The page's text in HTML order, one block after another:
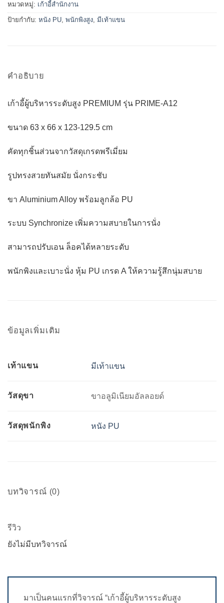
หมวดหมู่: เก้าอี้สำนักงาน
ป้ายกำกับ: หนัง PU, พนักพิงสูง, มีเท้าแขน
คำอธิบาย
เก้าอี้ผู้บริหารระดับสูง PREMIUM รุ่น PRIME-A12
ขนาด 63 x 66 x 123-129.5 cm
คัดทุกชิ้นส่วนจากวัสดุเกรดพรีเมี่ยม
รูปทรงสวยทันสมัย นั่งกระชับ
ขา Aluminium Alloy พร้อมลูกล้อ PU
ระบบ Synchronize เพิ่มความสบายในการนั่ง
สามารถปรับเอน ล็อคได้หลายระดับ
พนักพิงและเบาะนั่ง หุ้ม PU เกรด A ให้ความรู้สึกนุ่มสบาย
ข้อมูลเพิ่มเติม
เท้าแขน มีเท้าแขน
วัสดุขา ขาอลูมิเนียมอัลลอยด์
วัสดุพนักพิง หนัง PU
บทวิจารณ์ (0)
รีวิว
ยังไม่มีบทวิจารณ์
มาเป็นคนแรกที่วิจารณ์ “เก้าอี้ผู้บริหารระดับสูง